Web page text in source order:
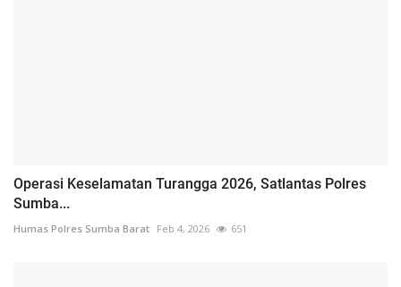
Operasi Keselamatan Turangga 2026, Satlantas Polres
Sumba...
Humas Polres Sumba Barat Feb 4, 2026 651